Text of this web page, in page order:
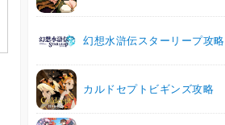
幻想水滸伝スターリープ攻略
カルドセプトビギンズ攻略